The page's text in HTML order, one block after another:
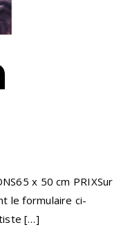
x 50 cm PRIXSur
le formulaire ci-
[…]